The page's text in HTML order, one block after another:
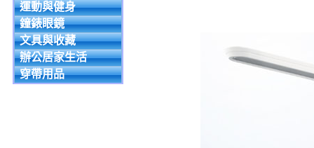
運動與健身
鐘錶眼鏡
文具與收藏
辦公居家生活
穿帶用品